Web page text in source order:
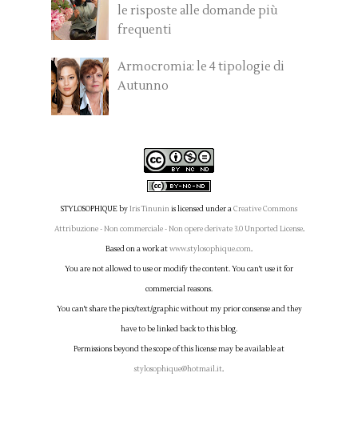
le risposte alle domande più
frequenti
Armocromia: le 4 tipologie di
Autunno
STYLOSOPHIQUE byIris Tinuninis licensed under aCreative Commons
Attribuzione - Non commerciale - Non opere derivate 3.0 Unported License.
Based on a work atwww.stylosophique.com.
You are not allowed to use or modify the content. You can't use it for
commercial reasons.
You can't share the pics/text/graphic without my prior consense and they
have to be linked back to this blog.
Permissions beyond the scope of this license may be available at
stylosophique@hotmail.it.